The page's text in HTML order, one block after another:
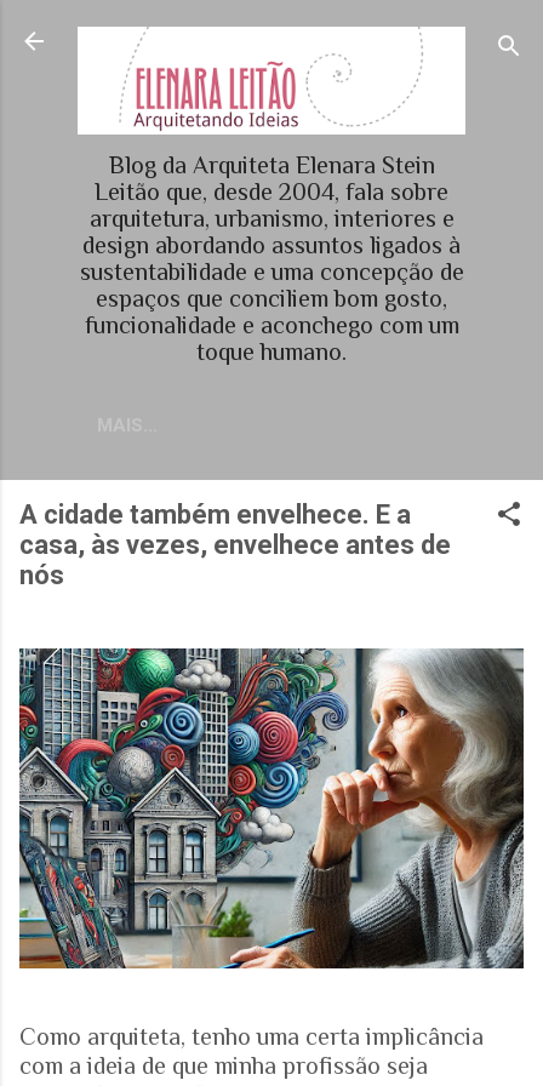
Pular para o conteúdo principal
Blog da Arquiteta Elenara Stein
Leitão que, desde 2004, fala sobre
arquitetura, urbanismo, interiores e
design abordando assuntos ligados à
sustentabilidade e uma concepção de
espaços que conciliem bom gosto,
funcionalidade e aconchego com um
toque humano.
A cidade também envelhece. E a
casa, às vezes, envelhece antes de
nós
Como arquiteta, tenho uma certa implicância
com a ideia de que minha profissão seja